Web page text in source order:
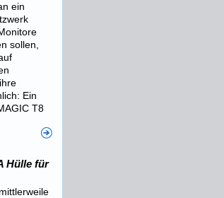
ein
sollen,
Ein
T8
Hülle für